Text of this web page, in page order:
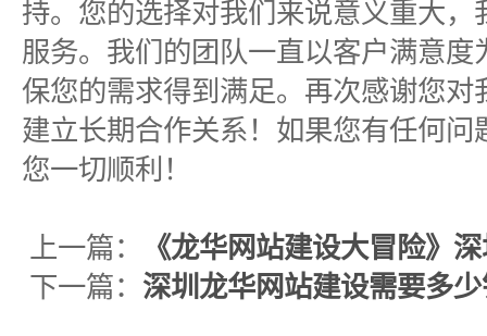
持。您的选择对我们来说意义重大
服务。我们的团队一直以客户满意
保您的需求得到满足。再次感谢您
建立长期合作关系！如果您有任何
您一切顺利！
上一篇：
《龙华网站建设大冒险》
下一篇： 深圳龙华网站建设需要多